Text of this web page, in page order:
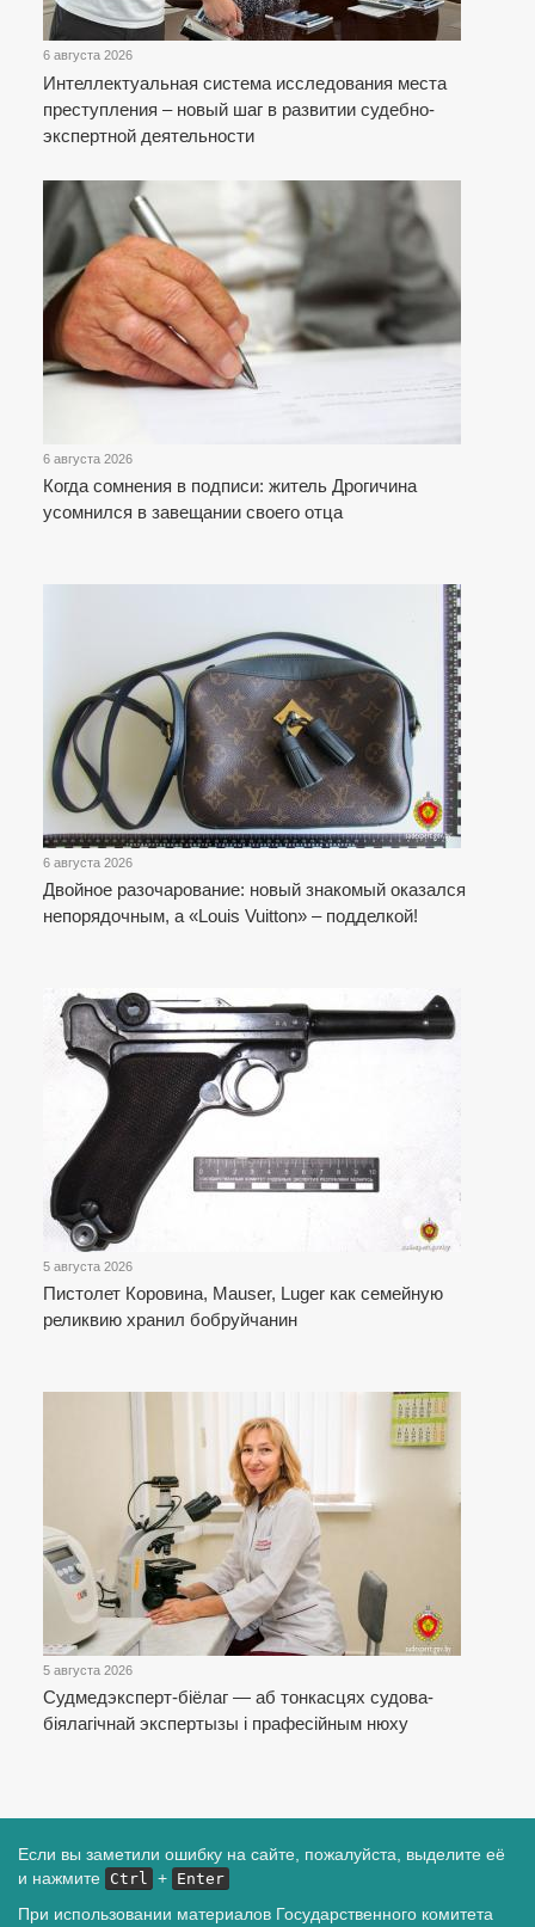
6 августа 2026
Интеллектуальная система исследования места
преступления – новый шаг в развитии судебно-
экспертной деятельности
6 августа 2026
Когда сомнения в подписи: житель Дрогичина
усомнился в завещании своего отца
6 августа 2026
Двойное разочарование: новый знакомый оказался
непорядочным, а «Louis Vuitton» – подделкой!
5 августа 2026
Пистолет Коровина, Mauser, Luger как семейную
реликвию хранил бобруйчанин
5 августа 2026
Cудмедэксперт-біёлаг — аб тонкасцях судова-
біялагічнай экспертызы і прафесійным нюху
Если вы заметили ошибку на сайте, пожалуйста, выделите её
и нажмите Ctrl + Enter
При использовании материалов Государственного комитета